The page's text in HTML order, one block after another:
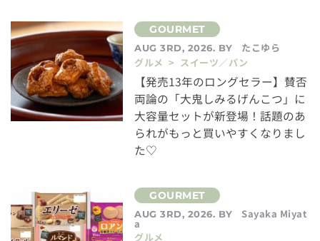
AUG 3RD, 2026. BY
たこゆら
グルメ > スイーツ／パン
【発売13年のロングセラー】賛否
両論の「大鬼しみるげんこつ」に
大容量セットが新登場！話題のあ
られがもっと買いやすくなりまし
た♡
AUG 3RD, 2026. BY Sayaka Miyat
a
グルメ